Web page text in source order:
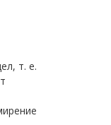
т. е.